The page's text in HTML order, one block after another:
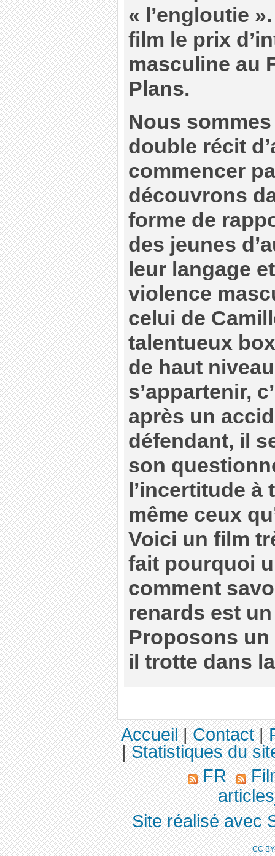
« l’engloutie
film le prix
masculine au
Plans.
Nous
double récit
commencer
découvrons
forme de
des jeunes
leur langage
violence
celui de
talentueux
de haut
s’appartenir,
après un
défendant, il
son
l’incertitude
même ceux
Voici un film
fait pourquoi
comment
renards est
Proposons
il trotte dans
Accueil|Contact|
|Statistiques du
FR
Site réalisé avec
CC